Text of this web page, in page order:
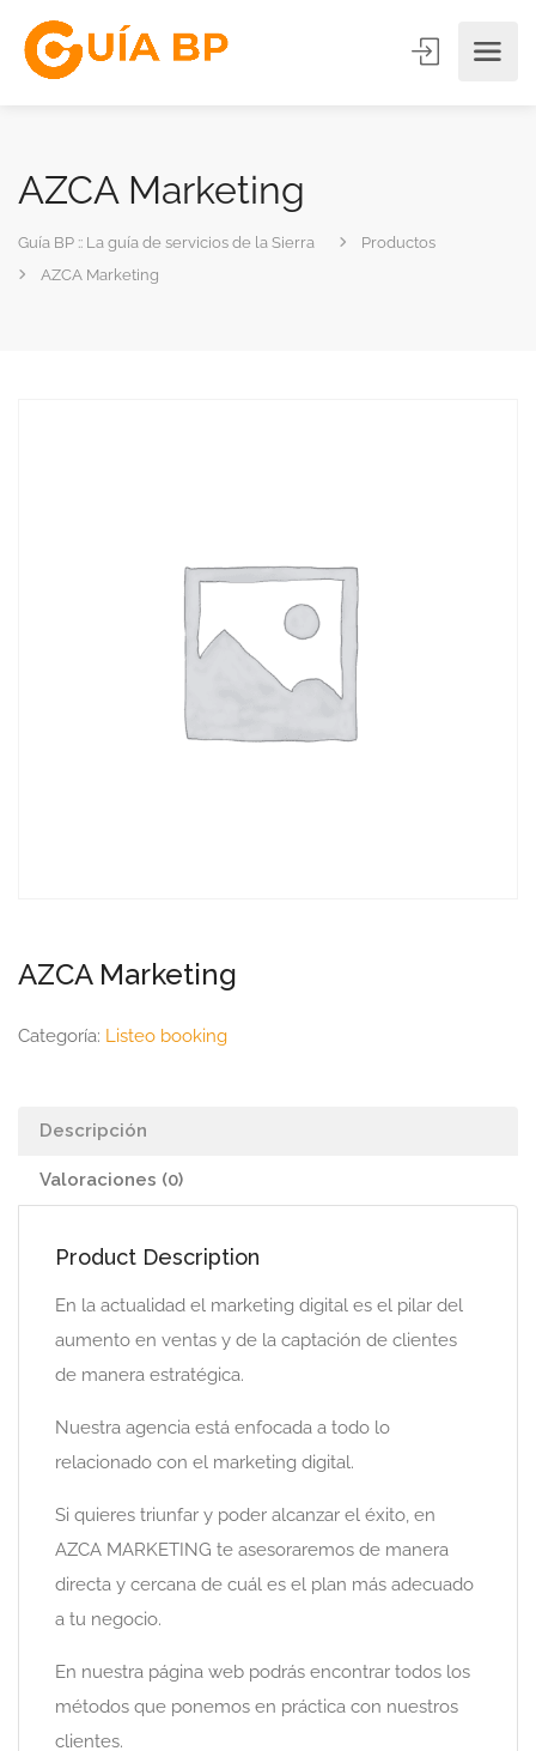
AZCA Marketing
Guía BP :: La guía de servicios de la Sierra
Productos
AZCA Marketing
AZCA Marketing
Categoría: Listeo booking
Descripción
Valoraciones (0)
Product Description
En la actualidad el marketing digital es el pilar del
aumento en ventas y de la captación de clientes
de manera estratégica.
Nuestra agencia está enfocada a todo lo
relacionado con el marketing digital.
Si quieres triunfar y poder alcanzar el éxito, en
AZCA MARKETING te asesoraremos de manera
directa y cercana de cuál es el plan más adecuado
a tu negocio.
En nuestra página web podrás encontrar todos los
métodos que ponemos en práctica con nuestros
clientes.